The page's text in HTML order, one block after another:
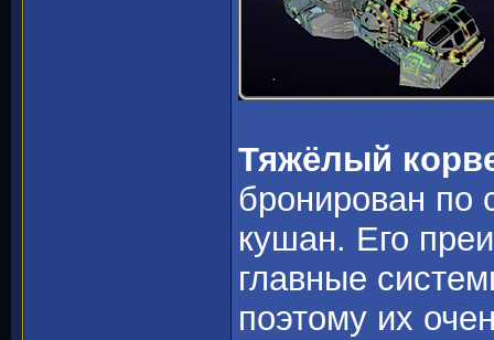
Тяжёлый
бронирован по
кушан. Его
главные
поэтому их